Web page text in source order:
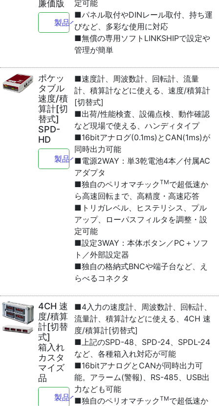
廉価版
製品ページへ
定可能
■パネル取付やDINレール取付、持ち運
びなど、多彩な使用に対応
■無償の専用ソフトLINKSHIPで設定や
管理が簡単
ポケッ
タブル
速度/積
算計[切
替式]
SPD-
HD
製品ページへ
■速度計、周波数計、回転計、流量
計、積算計などに使える、速度/積算計
[切替式]
■出荷/性能検査、設備点検、動作確認
など現場で使える、ハンディタイプ
■16bitアナログ(0.1ms)とCAN(1ms)が
同時出力可能
■電源2WAY：単3乾電池4本／付属AC
アダプタ
■独自のペリオマチック TMで超低速か
ら高速回転まで、高精度・高速応答
■トリガレベル、ヒステリシス、プル
アップ、ローパスフィルタを調整・設
定可能
■設定3WAY：本体ボタン／PC＋ソフ
ト／外部設定器
■独自の格納式BNCや端子台など、え
らべるコネクタ
4CH 速
度/積算
計[切替
式]
箱入れ
カスタ
マイズ
品
製品ページへ
■4入力の速度計、周波数計、回転計、
流量計、積算計などに使える、4CH 速
度/積算計[切替式]
■上記のSPD-48、SPD-24、SPDL-24
など、各種箱入れ対応が可能
■16bitアナログとCANが同時出力可
能。アラーム(警報)、RS-485、USB出
力なども可能
■独自のペリオマチック TMで超低速か